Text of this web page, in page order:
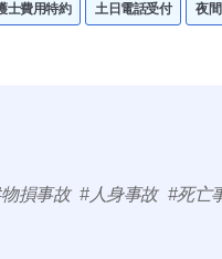
士費用特約 土日電話受付 夜
物損事故 人身事故 死亡